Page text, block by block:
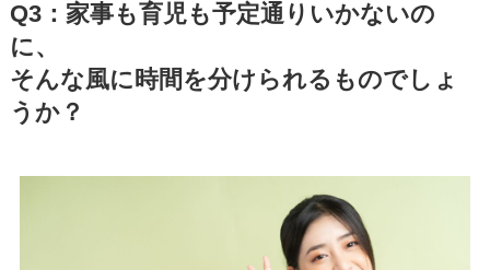
Q3：家事も育児も予定通りいかないの
に、
そんな風に時間を分けられるものでしょ
うか？